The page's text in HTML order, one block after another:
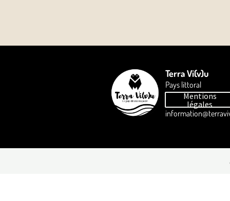
Terra Vi(v)u
Pays littoral
Mentions
légales